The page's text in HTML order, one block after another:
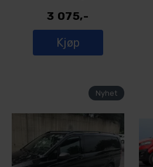
3 075,-
Kjøp